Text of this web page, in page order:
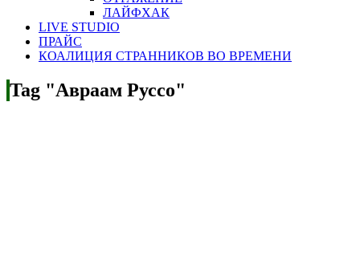
ЛАЙФХАК
LIVE STUDIO
ПРАЙС
КОАЛИЦИЯ СТРАННИКОВ ВО ВРЕМЕНИ
Tag "Авраам Руссо"